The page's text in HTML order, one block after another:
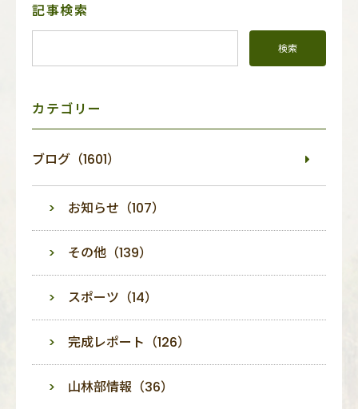
サ
ニ
記事検索
カテゴリー
ブログ（1601）
お知らせ（107）
その他（139）
スポーツ（14）
完成レポート（126）
山林部情報（36）